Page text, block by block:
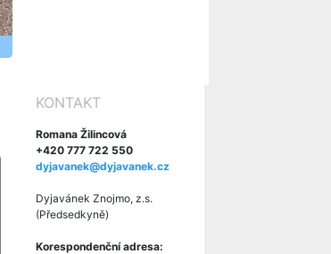
KONTAKT
Romana Žilincová
+420 777 722 550
dyjavanek@dyjavanek.cz
Dyjavánek Znojmo, z.s.
(Předsedkyně)
Korespondenční adresa: